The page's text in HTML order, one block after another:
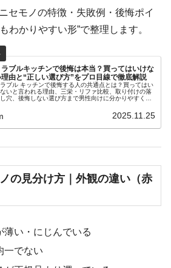
セモノの特徴・失敗例・後悔ポイ
わかりやすい形”で整理します。
ラブルキッチンで後悔は本当？買ってはいけな
理由と“正しい選び方”をプロ目線で徹底解説
ラブル キッチンで後悔する人の共通点とは？買ってはい
いと言われる理由、三栄・リファ比較、取り付けの落
し穴、後悔しない選び方まで男性向けに分かりやすく解
2025.11.25
の見分け方｜外観の違い（赤
薄い・にじんでいる
一でない